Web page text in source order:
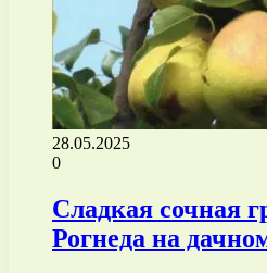
28.05.2025
0
Сладкая сочная
Рогнеда на